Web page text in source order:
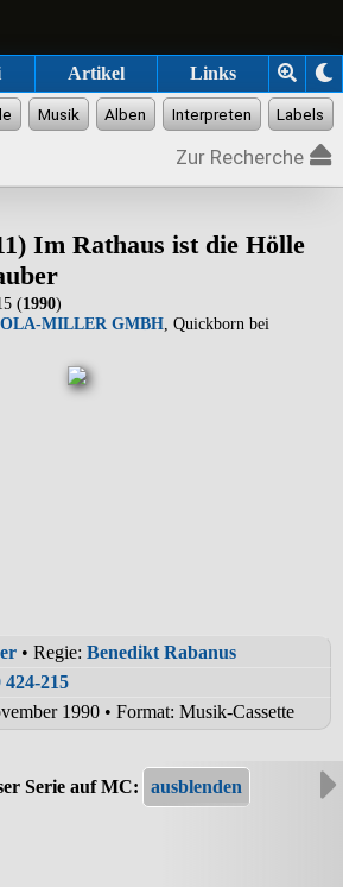
Artikel Links
Zur Recherche
Im Rathaus ist die Hölle
(1990)
MILLER GMBH , Quickborn bei
• Regie: Benedikt Rabanus
424-215
1990 • Format: Musik-Cassette
Serie auf MC: